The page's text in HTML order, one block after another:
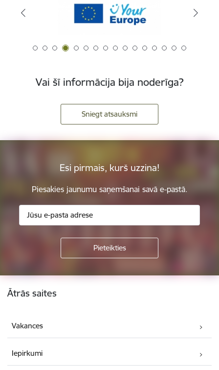
Vai šī informācija bija noderīga?
Sniegt atsauksmi
Esi pirmais, kurš uzzina!
Piesakies jaunumu saņemšanai savā e-pastā.
Kājene
Ātrās saites
Vakances
Iepirkumi